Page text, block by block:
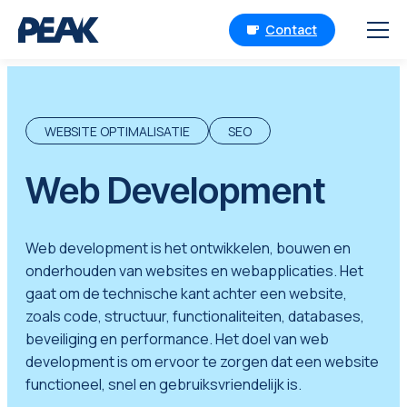
Contact
WEBSITE OPTIMALISATIE SEO
Web Development
Web development is het ontwikkelen, bouwen en
onderhouden van websites en webapplicaties. Het
gaat om de technische kant achter een website,
zoals code, structuur, functionaliteiten, databases,
beveiliging en performance. Het doel van web
development is om ervoor te zorgen dat een website
functioneel, snel en gebruiksvriendelijk is.